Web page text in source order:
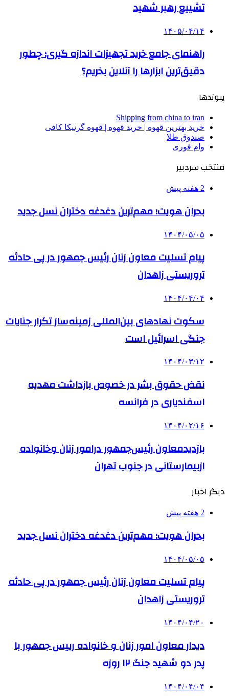
تشییع رهبر شهید
۱۴۰۵/۰۴/۱۴
راهنمای جامع خرید تجهیزات اندازه گیری؛ چطور
دقیق‌ترین ابزارها را آنلاین بخریم؟
پیوندها
Shipping from china to iran
خرید بهترین قهوه | خرید قهوه | قهوه گرنیکا کافی
صندوق طلا
وام فوری
منتخب سردبیر
2 هفته پیش
بحران هویت؛ مهم‌ترین دغدغه دختران نسل جدید
۱۴۰۴/۰۵/۰۵
پیام تسلیت معاون زنان رئیس جمهور در پی حادثه
تروریستی زاهدان
۱۴۰۴/۰۴/۰۴
سکوت نهادهای بین‌المللی زمینه‌ساز تکرار جنایات
جنگی اسرائیل است
۱۴۰۴/۰۳/۱۲
نقض حقوق بشر در خصوص بازداشت مهدیه
اسفندیاری در فرانسه
۱۴۰۴/۰۲/۱۶
بازدیدمعاون رئیس‌جمهور درامور زنان وخانواده
ازبیمارستانی در جنوب تهران
دیگر اخبار
2 هفته پیش
بحران هویت؛ مهم‌ترین دغدغه دختران نسل جدید
۱۴۰۴/۰۵/۰۵
پیام تسلیت معاون زنان رئیس جمهور در پی حادثه
تروریستی زاهدان
۱۴۰۴/۰۴/۲۰
دیدار معاون امور زنان و خانواده رییس جمهور با
پدر دو شهید جنگ ۱۲ روزه
۱۴۰۴/۰۴/۰۴